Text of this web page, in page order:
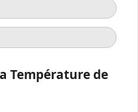
Température de